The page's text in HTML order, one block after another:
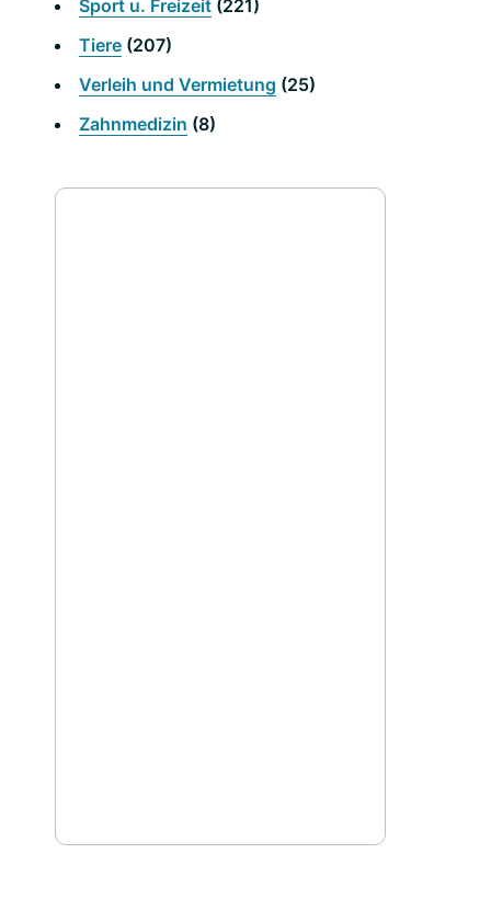
Sport u. Freizeit (221)
Tiere (207)
Verleih und Vermietung (25)
Zahnmedizin (8)